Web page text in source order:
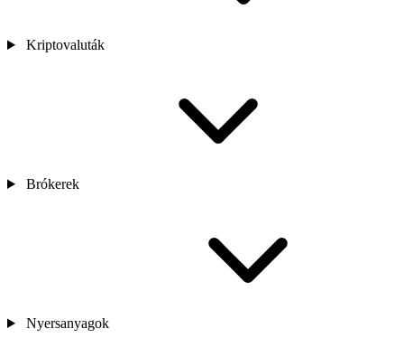
Kriptovaluták
Brókerek
Nyersanyagok